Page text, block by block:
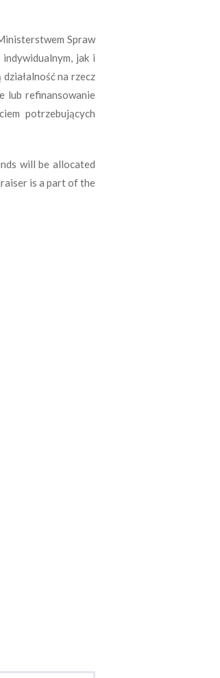
Spraw
jak i
na rzecz
lub refinansowanie
potrzebujących
will be allocated
is a part of the